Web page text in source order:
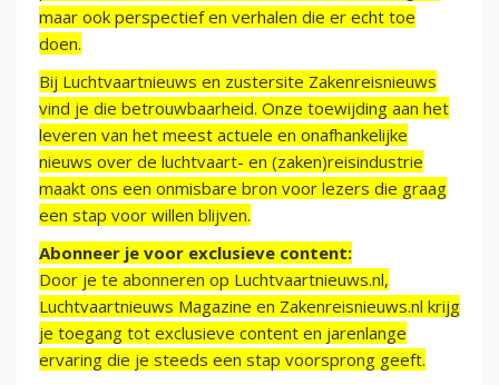
maar ook perspectief en verhalen die er echt toe
doen.
Bij Luchtvaartnieuws en zustersite Zakenreisnieuws
vind je die betrouwbaarheid. Onze toewijding aan het
leveren van het meest actuele en onafhankelijke
nieuws over de luchtvaart- en (zaken)reisindustrie
maakt ons een onmisbare bron voor lezers die graag
een stap voor willen blijven.
Abonneer je voor exclusieve content:
Door je te abonneren op Luchtvaartnieuws.nl,
Luchtvaartnieuws Magazine en Zakenreisnieuws.nl krijg
je toegang tot exclusieve content en jarenlange
ervaring die je steeds een stap voorsprong geeft.